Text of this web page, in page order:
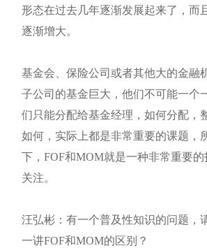
形态在过去几年逐渐发展起来了，而
逐渐增大。
基金会、保险公司或者其他大的金融
子公司的基金巨大，他们不可能一个
们只能分配给基金经理，如何分配，
如何，实际上都是非常重要的课题，
下，FOF和MOM就是一种非常重要
关注。
汪弘彬：有一个普及性知识的问题，
一讲FOF和MOM的区别？